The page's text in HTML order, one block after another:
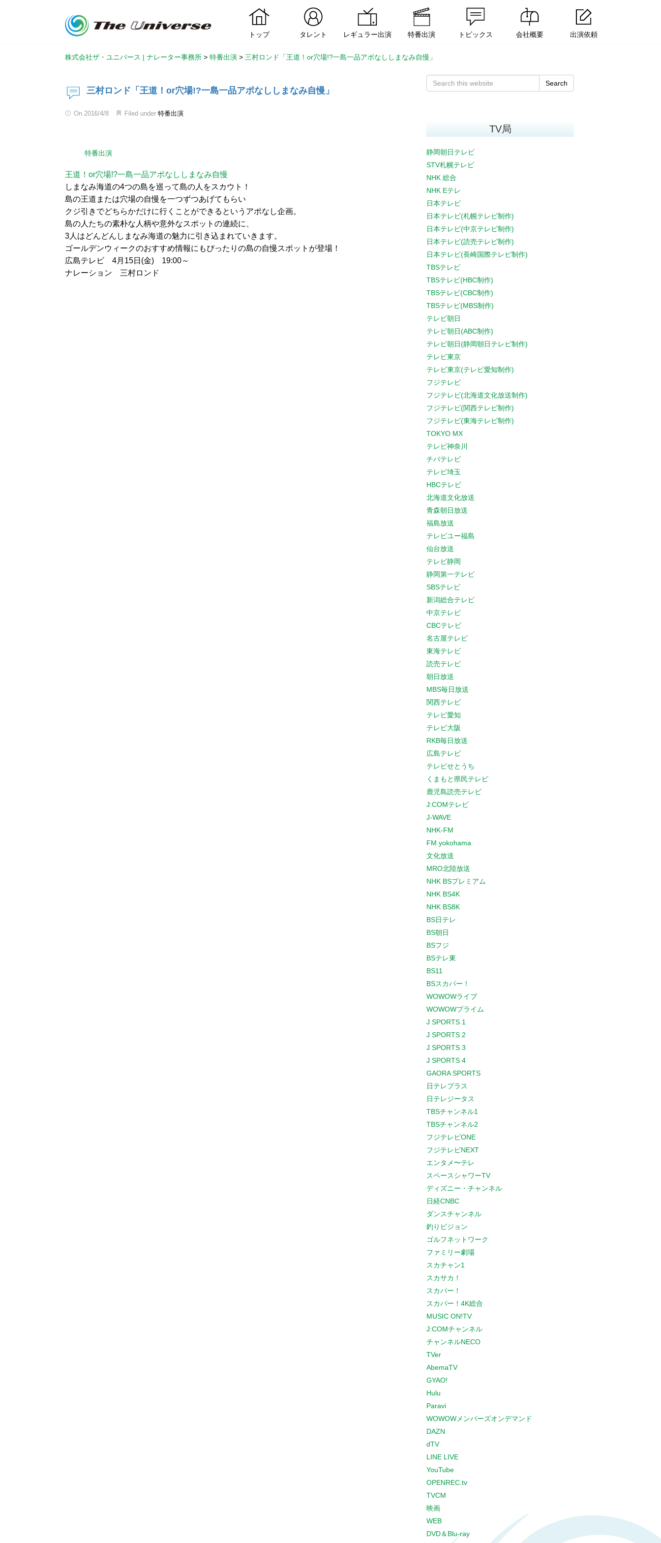
トップ タレント レギュラー出演 特番出演 トピックス 会社概要 出演依頼
株式会社ザ・ユニバース | ナレーター事務所 > 特番出演 > 三村ロンド「王道！or穴場!?一島一品アポなししまなみ自慢」
三村ロンド「王道！or穴場!?一島一品アポなししまなみ自慢」
On 2016/4/8 Filed under 特番出演
特番出演
王道！or穴場!?一島一品アポなししまなみ自慢
しまなみ海道の4つの島を巡って島の人をスカウト！
島の王道または穴場の自慢を一つずつあげてもらい
クジ引きでどちらかだけに行くことができるというアポなし企画。
島の人たちの素朴な人柄や意外なスポットの連続に、
3人はどんどんしまなみ海道の魅力に引き込まれていきます。
ゴールデンウィークのおすすめ情報にもぴったりの島の自慢スポットが登場！
広島テレビ 4月15日(金) 19:00～
ナレーション 三村ロンド
Search
TV局
静岡朝日テレビ
STV札幌テレビ
NHK 総合
NHK Eテレ
日本テレビ
日本テレビ(札幌テレビ制作)
日本テレビ(中京テレビ制作)
日本テレビ(読売テレビ制作)
日本テレビ(長崎国際テレビ制作)
TBSテレビ
TBSテレビ(HBC制作)
TBSテレビ(CBC制作)
TBSテレビ(MBS制作)
テレビ朝日
テレビ朝日(ABC制作)
テレビ朝日(静岡朝日テレビ制作)
テレビ東京
テレビ東京(テレビ愛知制作)
フジテレビ
フジテレビ(北海道文化放送制作)
フジテレビ(関西テレビ制作)
フジテレビ(東海テレビ制作)
TOKYO MX
テレビ神奈川
チバテレビ
テレビ埼玉
HBCテレビ
北海道文化放送
青森朝日放送
福島放送
テレビユー福島
仙台放送
テレビ静岡
静岡第一テレビ
SBSテレビ
新潟総合テレビ
中京テレビ
CBCテレビ
名古屋テレビ
東海テレビ
読売テレビ
朝日放送
MBS毎日放送
関西テレビ
テレビ愛知
テレビ大阪
RKB毎日放送
広島テレビ
テレビせとうち
くまもと県民テレビ
鹿児島読売テレビ
J:COMテレビ
J-WAVE
NHK-FM
FM yokohama
文化放送
MRO北陸放送
NHK BSプレミアム
NHK BS4K
NHK BS8K
BS日テレ
BS朝日
BSフジ
BSテレ東
BS11
BSスカパー！
WOWOWライブ
WOWOWプライム
J SPORTS 1
J SPORTS 2
J SPORTS 3
J SPORTS 4
GAORA SPORTS
日テレプラス
日テレジータス
TBSチャンネル1
TBSチャンネル2
フジテレビONE
フジテレビNEXT
エンタメ〜テレ
スペースシャワーTV
ディズニー・チャンネル
日経CNBC
ダンスチャンネル
釣りビジョン
ゴルフネットワーク
ファミリー劇場
スカチャン1
スカサカ！
スカパー！
スカパー！4K総合
MUSIC ON!TV
J:COMチャンネル
チャンネルNECO
TVer
AbemaTV
GYAO!
Hulu
Paravi
WOWOWメンバーズオンデマンド
DAZN
dTV
LINE LIVE
YouTube
OPENREC.tv
TVCM
映画
WEB
DVD＆Blu-ray